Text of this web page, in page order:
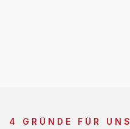
4 GRÜNDE FÜR UNS